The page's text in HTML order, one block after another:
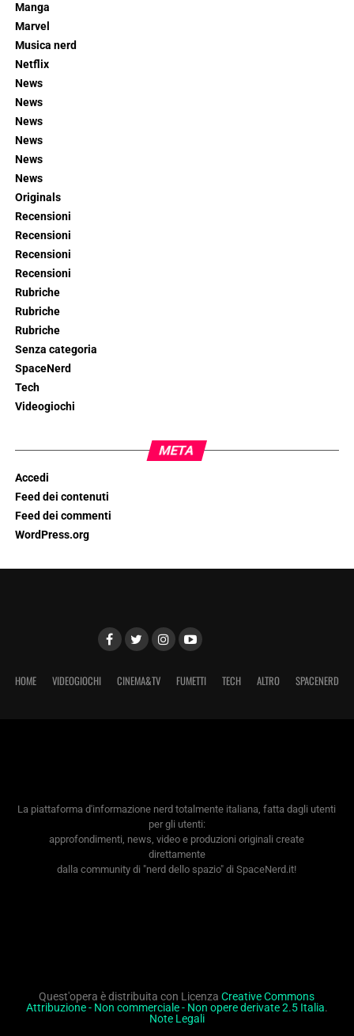
Manga
Marvel
Musica nerd
Netflix
News
News
News
News
News
News
Originals
Recensioni
Recensioni
Recensioni
Recensioni
Rubriche
Rubriche
Rubriche
Senza categoria
SpaceNerd
Tech
Videogiochi
META
Accedi
Feed dei contenuti
Feed dei commenti
WordPress.org
HOME VIDEOGIOCHI CINEMA&TV FUMETTI TECH ALTRO SPACENERD
La piattaforma d'informazione nerd totalmente italiana, fatta dagli utenti
per gli utenti:
approfondimenti, news, video e produzioni originali create
direttamente
dalla community di "nerd dello spazio" di SpaceNerd.it!
Quest'opera è distribuita con LicenzaCreative Commons
Attribuzione - Non commerciale - Non opere derivate 2.5 Italia.
Note Legali